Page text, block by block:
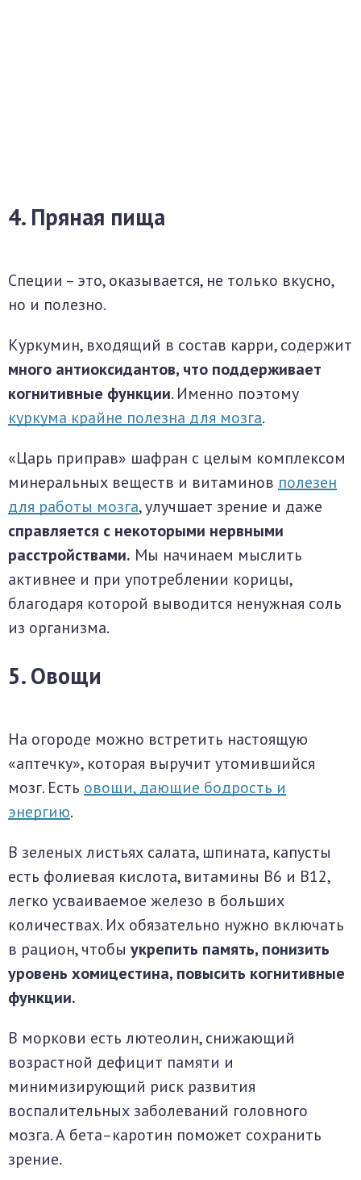
4. Пряная пища
Специи – это, оказывается, не только вкусно,
но и полезно.
Куркумин, входящий в состав карри, содержит
много антиоксидантов, что поддерживает
когнитивные функции. Именно поэтому
куркума крайне полезна для мозга.
«Царь приправ» шафран с целым комплексом
минеральных веществ и витаминов полезен
для работы мозга, улучшает зрение и даже
справляется с некоторыми нервными
расстройствами. Мы начинаем мыслить
активнее и при употреблении корицы,
благодаря которой выводится ненужная соль
из организма.
5. Овощи
На огороде можно встретить настоящую
«аптечку», которая выручит утомившийся
мозг. Есть овощи, дающие бодрость и
энергию.
В зеленых листьях салата, шпината, капусты
есть фолиевая кислота, витамины В6 и В12,
легко усваиваемое железо в больших
количествах. Их обязательно нужно включать
в рацион, чтобы укрепить память, понизить
уровень хомицестина, повысить когнитивные
функции.
В моркови есть лютеолин, снижающий
возрастной дефицит памяти и
минимизирующий риск развития
воспалительных заболеваний головного
мозга. А бета–каротин поможет сохранить
зрение.